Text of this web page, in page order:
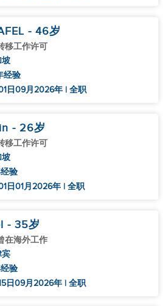
- 46岁
移工作许可
坡
经验
日09月2026年 | 全职
- 26岁
移工作许可
坡
验
日01月2026年 | 全职
- 35岁
在海外工作
宾
验
日09月2026年 | 全职